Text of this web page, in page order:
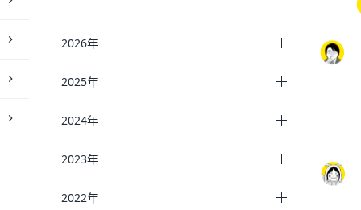
2026年
2025年
2024年
2023年
2022年